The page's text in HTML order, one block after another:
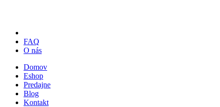
FAQ
O nás
Domov
Eshop
Predajne
Blog
Kontakt